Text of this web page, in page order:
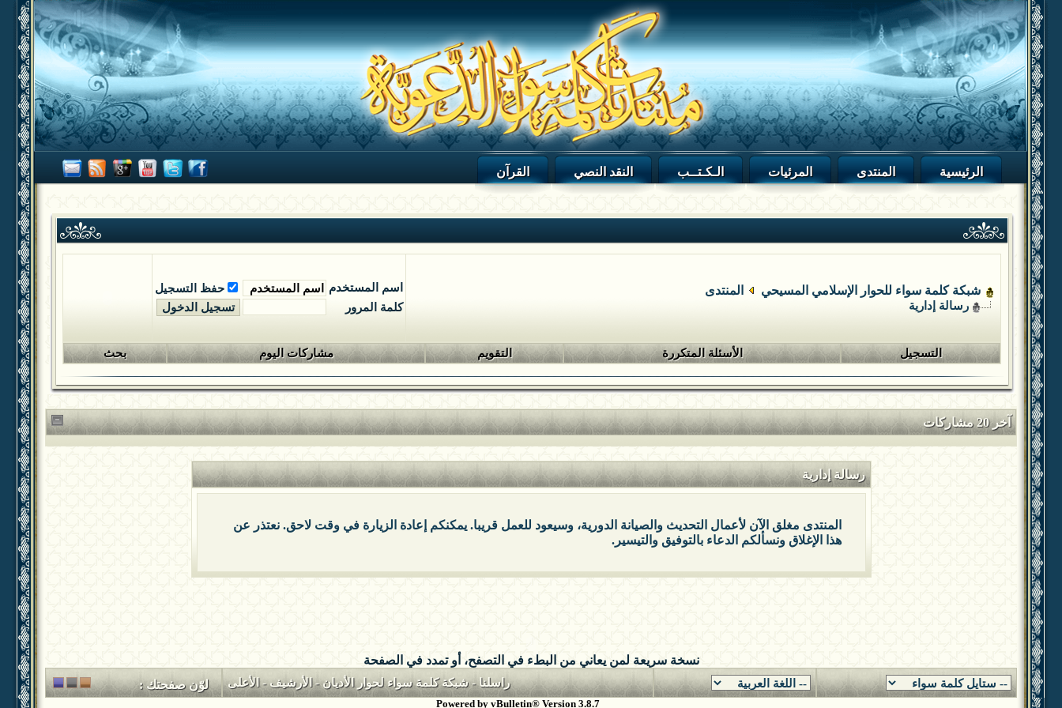
القرآن النقد النصي الـكـتــب المرئيات المنتدى الرئيسية
شبكة كلمة سواء للحوار الإسلامي المسيحي المنتدى
رسالة إدارية
اسم المستخدم
حفظ التسجيل
كلمة المرور
التسجيل الأسئلة المتكررة التقويم مشاركات اليوم بحث
آخر 20 مشاركات
رسالة إدارية
المنتدى مغلق الآن لأعمال التحديث والصيانة الدورية، وسيعود للعمل قريبا. يمكنكم إعادة الزيارة في وقت لاحق. نعتذر عن
هذا الإغلاق ونسألكم الدعاء بالتوفيق والتيسير.
نسخة سريعة لمن يعاني من البطء في التصفح، أو تمدد في الصفحة
راسلنا-شبكة كلمة سواء لحوار الأديان- الأرشيف- الأعلى لوّن صفحتك :
Powered by vBulletin® Version 3.8.7